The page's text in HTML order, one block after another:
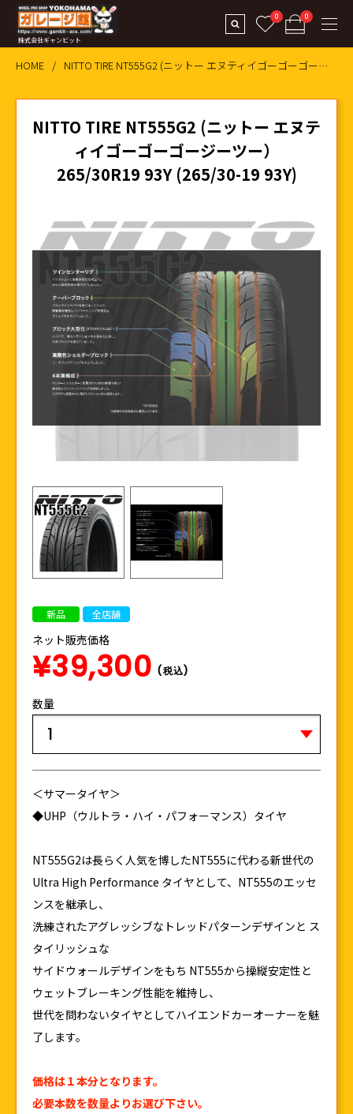
株式会社ギャンビット
0 0
HOME NITTO TIRE NT555G2 (ニットー エヌティイゴーゴーゴージーツー） 265/30R19 93Y (265/30-19 93Y
NITTO TIRE NT555G2 (ニットー エヌテ
ィイゴーゴーゴージーツー）
265/30R19 93Y (265/30-19 93Y)
新品 全店舗
ネット販売価格
¥39,300 (税込)
数量
＜サマータイヤ＞
◆UHP（ウルトラ・ハイ・パフォーマンス）タイヤ
NT555G2は長らく人気を博したNT555に代わる新世代の
Ultra High Performance タイヤとして、NT555のエッセ
ンスを継承し、
洗練されたアグレッシブなトレッドパターンデザインと ス
タイリッシュな
サイドウォールデザインをもち NT555から操縦安定性と
ウェットブレーキング性能を維持し、
世代を問わないタイヤとしてハイエンドカーオーナーを魅
了します。
価格は１本分となります。
必要本数を数量よりお選び下さい。